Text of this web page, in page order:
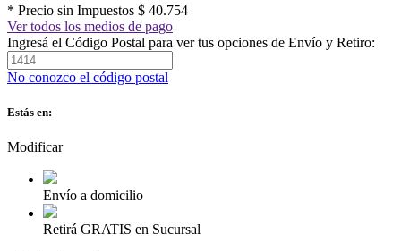
* Precio sin Impuestos $ 40.754
Ver todos los medios de pago
Ingresá el Código Postal para ver tus opciones de Envío y Retiro:
No conozco el código postal
Estás en:
Modificar
Envío a domicilio
Retirá GRATIS en Sucursal